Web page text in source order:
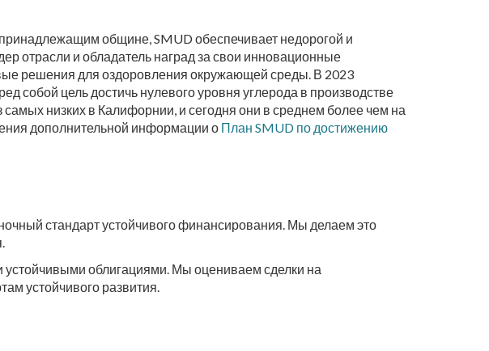
общине, SMUD обеспечивает недорогой и
отрасли и обладатель наград за свои инновационные
решения для оздоровления окружающей среды. В 2023
собой цель достичь нулевого уровня углерода в производстве
низких в Калифорнии, и сегодня они в среднем более чем на
дополнительной информации о План SMUD по достижению
стандарт устойчивого финансирования. Мы делаем это
облигациями. Мы оцениваем сделки на
устойчивого развития.